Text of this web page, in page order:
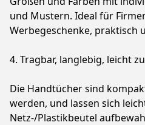
und Mustern. Ideal für
Werbegeschenke, praktisch
4. Tragbar, langlebig, leicht
Die Handtücher sind
werden, und lassen sich
Netz-/Plastikbeutel